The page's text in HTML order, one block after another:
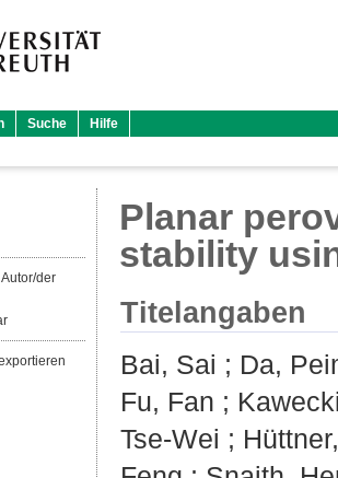
Suche Hilfe
der
Planar
stability
Titelangaben
Bai, Sai ; Da,
Fu, Fan ;
Tse-Wei ;